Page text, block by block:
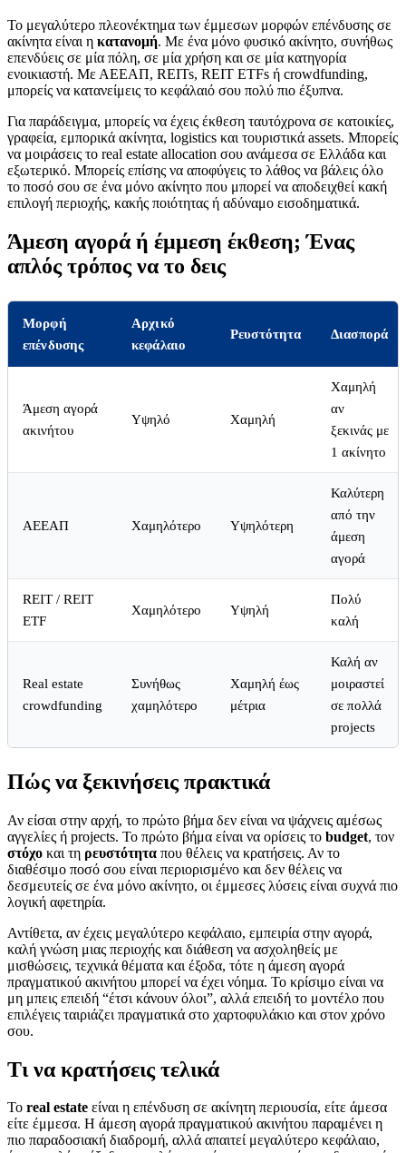
Το μεγαλύτερο πλεονέκτημα των έμμεσων μορφών επένδυσης σε
ακίνητα είναι η κατανομή. Με ένα μόνο φυσικό ακίνητο, συνήθως
επενδύεις σε μία πόλη, σε μία χρήση και σε μία κατηγορία
ενοικιαστή. Με ΑΕΕΑΠ, REITs, REIT ETFs ή crowdfunding,
μπορείς να κατανείμεις το κεφάλαιό σου πολύ πιο έξυπνα.
Για παράδειγμα, μπορείς να έχεις έκθεση ταυτόχρονα σε κατοικίες,
γραφεία, εμπορικά ακίνητα, logistics και τουριστικά assets. Μπορείς
να μοιράσεις το real estate allocation σου ανάμεσα σε Ελλάδα και
εξωτερικό. Μπορείς επίσης να αποφύγεις το λάθος να βάλεις όλο
το ποσό σου σε ένα μόνο ακίνητο που μπορεί να αποδειχθεί κακή
επιλογή περιοχής, κακής ποιότητας ή αδύναμο εισοδηματικά.
Άμεση αγορά ή έμμεση έκθεση; Ένας
απλός τρόπος να το δεις
Μορφή
επένδυσης
Αρχικό
κεφάλαιο
Ρευστότητα Διασπορά
Άμεση αγορά
ακινήτου
Υψηλό Χαμηλή
Χαμηλή
αν
ξεκινάς με
1 ακίνητο
ΑΕΕΑΠ Χαμηλότερο Υψηλότερη
Καλύτερη
από την
άμεση
αγορά
REIT / REIT
ETF
Χαμηλότερο Υψηλή
Πολύ
καλή
Real estate
crowdfunding
Συνήθως
χαμηλότερο
Χαμηλή έως
μέτρια
Καλή αν
μοιραστεί
σε πολλά
projects
Πώς να ξεκινήσεις πρακτικά
Αν είσαι στην αρχή, το πρώτο βήμα δεν είναι να ψάχνεις αμέσως
αγγελίες ή projects. Το πρώτο βήμα είναι να ορίσεις το budget, τον
στόχο και τη ρευστότητα που θέλεις να κρατήσεις. Αν το
διαθέσιμο ποσό σου είναι περιορισμένο και δεν θέλεις να
δεσμευτείς σε ένα μόνο ακίνητο, οι έμμεσες λύσεις είναι συχνά πιο
λογική αφετηρία.
Αντίθετα, αν έχεις μεγαλύτερο κεφάλαιο, εμπειρία στην αγορά,
καλή γνώση μιας περιοχής και διάθεση να ασχοληθείς με
μισθώσεις, τεχνικά θέματα και έξοδα, τότε η άμεση αγορά
πραγματικού ακινήτου μπορεί να έχει νόημα. Το κρίσιμο είναι να
μη μπεις επειδή “έτσι κάνουν όλοι”, αλλά επειδή το μοντέλο που
επιλέγεις ταιριάζει πραγματικά στο χαρτοφυλάκιο και στον χρόνο
σου.
Τι να κρατήσεις τελικά
Το real estate είναι η επένδυση σε ακίνητη περιουσία, είτε άμεσα
είτε έμμεσα. Η άμεση αγορά πραγματικού ακινήτου παραμένει η
πιο παραδοσιακή διαδρομή, αλλά απαιτεί μεγαλύτερο κεφάλαιο,